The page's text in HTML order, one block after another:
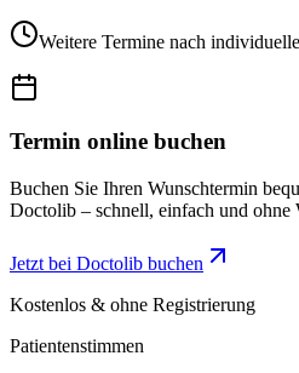
Weitere Termine nach
Termin online buchen
Buchen Sie Ihren Wunschtermin
Doctolib – schnell, einfach und ohne
Jetzt bei Doctolib buchen
Kostenlos & ohne Registrierung
Patientenstimmen